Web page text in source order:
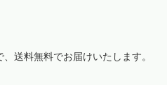
送料無料でお届けいたします。